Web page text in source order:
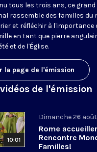
tous les trois ans, ce
rassemble des familles du
et réfléchir à l'importance
en tant que pierre
et de l'Église.
la page de l'émission
de l'émission
10:01
Dimanche 26 août
Rome
Rencontre
Familles!